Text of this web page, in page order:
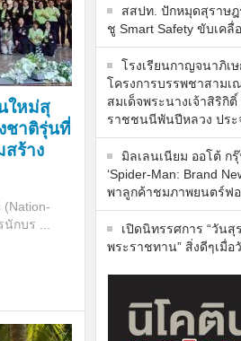
ใหม่สุ
ชาติรุ่นที่
สร้าง
นักบร ...
สสปท. ปักหมุดสุราษฎ
ชู Smart Safety ขับเคลื่
โรงเรียนกาญจนาภิเ
โครงการบรรพชาสามเ
สมเด็จพระนางเจ้าสิริกิ
ราชชนนีพันปีหลวง ประ
มิลเลนเนียม ออโต้
‘Spider-Man: Brand
พาลูกค้าชมภาพยนตร์ฟ
เปิดนิทรรศการ “วัน
พระราชทาน” สิ่งดีๆเมื่